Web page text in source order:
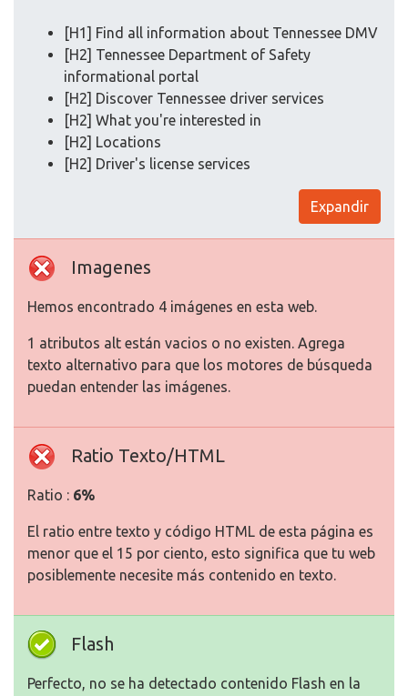
[H1] Find all information about Tennessee DMV
[H2] Tennessee Department of Safety
informational portal
[H2] Discover Tennessee driver services
[H2] What you're interested in
[H2] Locations
[H2] Driver's license services
Expandir
Imagenes
Hemos encontrado 4 imágenes en esta web.
1 atributos alt están vacios o no existen. Agrega
texto alternativo para que los motores de búsqueda
puedan entender las imágenes.
Ratio Texto/HTML
Ratio : 6%
El ratio entre texto y código HTML de esta página es
menor que el 15 por ciento, esto significa que tu web
posiblemente necesite más contenido en texto.
Flash
Perfecto, no se ha detectado contenido Flash en la